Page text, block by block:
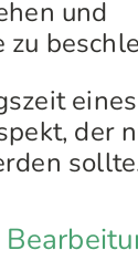
und
der